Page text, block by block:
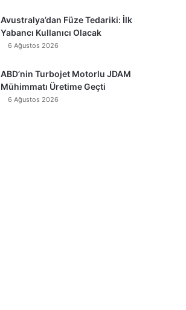
Avustralya’dan Füze Tedariki: İlk
Yabancı Kullanıcı Olacak
6 Ağustos 2026
ABD’nin Turbojet Motorlu JDAM
Mühimmatı Üretime Geçti
6 Ağustos 2026